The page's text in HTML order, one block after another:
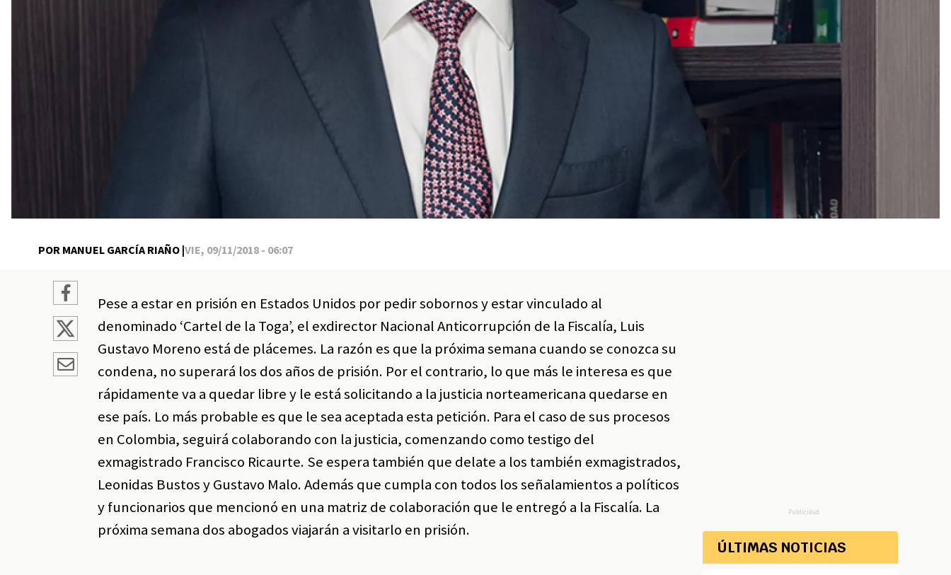
POR MANUEL GARCÍA RIAÑO |VIE, 09/11/2018 - 06:07
Pese a estar en prisión en Estados Unidos por pedir sobornos y estar vinculado al
denominado ‘Cartel de la Toga’, el exdirector Nacional Anticorrupción de la Fiscalía, Luis
Gustavo Moreno está de plácemes. La razón es que la próxima semana cuando se conozca su
condena, no superará los dos años de prisión. Por el contrario, lo que más le interesa es que
rápidamente va a quedar libre y le está solicitando a la justicia norteamericana quedarse en
ese país. Lo más probable es que le sea aceptada esta petición. Para el caso de sus procesos
en Colombia, seguirá colaborando con la justicia, comenzando como testigo del
exmagistrado Francisco Ricaurte. Se espera también que delate a los también exmagistrados,
Leonidas Bustos y Gustavo Malo. Además que cumpla con todos los señalamientos a políticos
y funcionarios que mencionó en una matriz de colaboración que le entregó a la Fiscalía. La
próxima semana dos abogados viajarán a visitarlo en prisión.
Publicidad
ÚLTIMAS NOTICIAS